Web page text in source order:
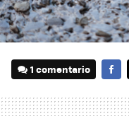
1 comentario